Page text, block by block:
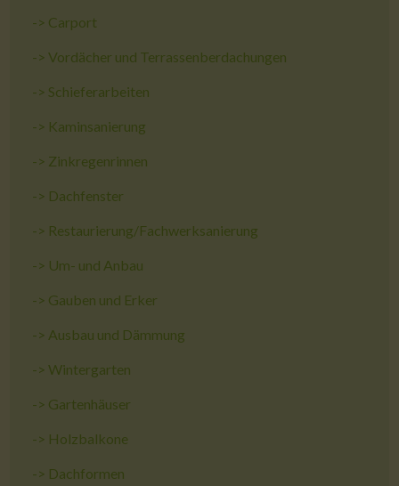
-> Carport
->Vordächer und Terrassenberdachungen
-> Schieferarbeiten
-> Kaminsanierung
-> Zinkregenrinnen
-> Dachfenster
-> Restaurierung/Fachwerksanierung
-> Um- und Anbau
-> Gauben und Erker
-> Ausbau und Dämmung
->Wintergarten
-> Gartenhäuser
-> Holzbalkone
-> Dachformen